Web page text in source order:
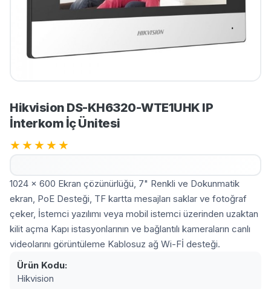
Hikvision DS-KH6320-WTE1UHK IP
İnterkom İç Ünitesi
★★★★★
1024 × 600 Ekran çözünürlüğü, 7" Renkli ve Dokunmatik
ekran, PoE Desteği, TF kartta mesajları saklar ve fotoğraf
çeker, İstemci yazılımı veya mobil istemci üzerinden uzaktan
kilit açma Kapı istasyonlarının ve bağlantılı kameraların canlı
videolarını görüntüleme Kablosuz ağ Wi-Fİ desteği.
Ürün Kodu:
Hikvision